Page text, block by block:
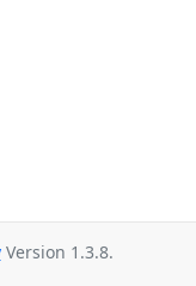
Version 1.3.8.